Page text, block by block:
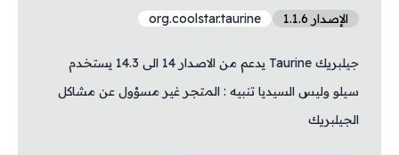
الإصدار 1.1.6 org.coolstar.taurine
جيلبريك Taurine يدعم من الاصدار 14 الى 14.3 يستخدم
سيلو وليس السيديا تنبيه : المتجر غير مسؤول عن مشاكل
الجيلبريك